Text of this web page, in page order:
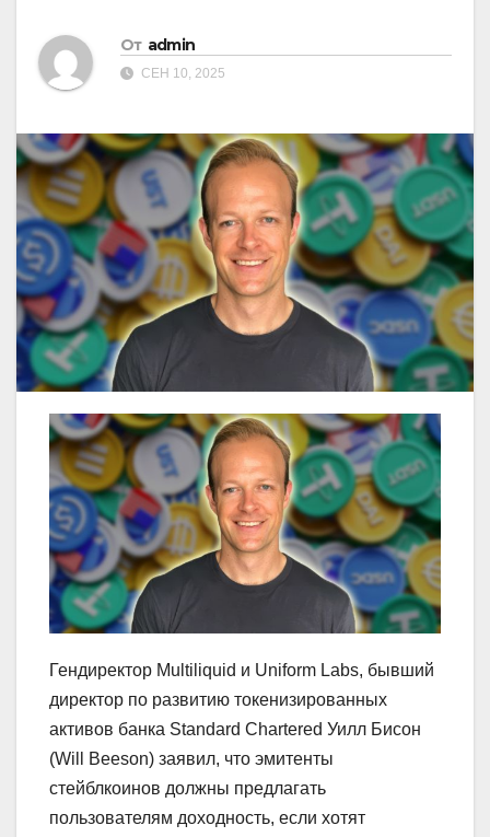
От admin
СЕН 10, 2025
Гендиректор Multiliquid и Uniform Labs, бывший
директор по развитию токенизированных
активов банка Standard Chartered Уилл Бисон
(Will Beeson) заявил, что эмитенты
стейблкоинов должны предлагать
пользователям доходность, если хотят